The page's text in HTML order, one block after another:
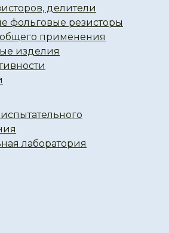
делители
фольговые резисторы
применения
изделия
лаборатория